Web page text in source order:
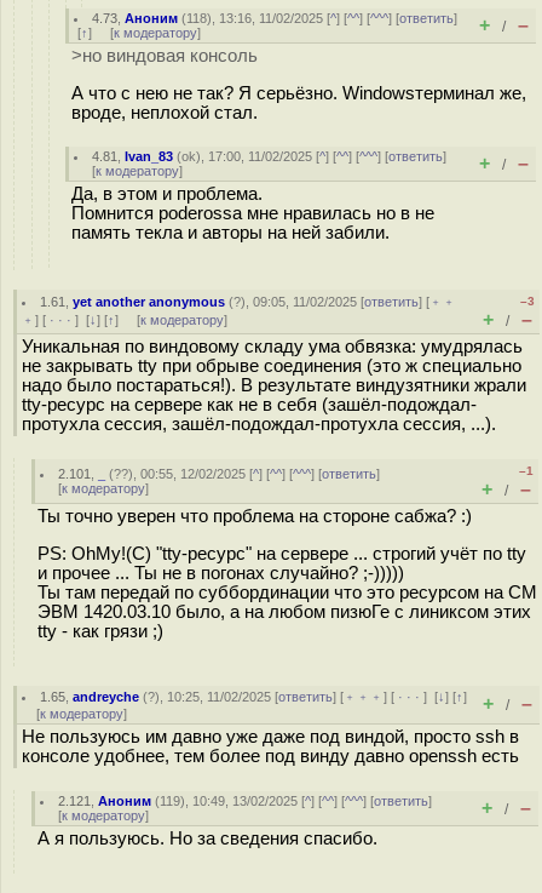
4.73 ,Аноним (118), 13:16, 11/02/2025 [^] [^^] [^^^] [ответить]
[↑] [к модератору] + / –
>но виндовая консоль
А что с нею не так? Я серьёзно. Windowsтерминал же,
вроде, неплохой стал.
4.81 ,Ivan_83 (ok), 17:00, 11/02/2025 [^] [^^] [^^^] [ответить]
[к модератору] + / –
Да, в этом и проблема.
Помнится poderossa мне нравилась но в не
память текла и авторы на ней забили.
1.61 ,yet another anonymous (?), 09:05, 11/02/2025 [ответить] [ ﹢﹢
﹢ ] [ · · · ] [↓] [↑] [к модератору]
–3
+ / –
Уникальная по виндовому складу ума обвязка: умудрялась
не закрывать tty при обрыве соединения (это ж специально
надо было постараться!). В результате виндузятники жрали
tty-ресурс на сервере как не в себя (зашёл-подождал-
протухла сессия, зашёл-подождал-протухла сессия, ...).
2.101 (??), 00:55, 12/02/2025 [^] [^^] [^^^] [ответить]
[к модератору]
–1
+ / –
Ты точно уверен что проблема на стороне сабжа? :)
PS: OhMy!(C) "tty-ресурс" на сервере ... строгий учёт по tty
и прочее ... Ты не в погонах случайно? ;-)))))
Ты там передай по суббординации что это ресурсом на CM
ЭВМ 1420.03.10 было, а на любом пизюГе с линиксом этих
tty - как грязи ;)
1.65 ,andreyche (?), 10:25, 11/02/2025 [ответить] [ ﹢﹢﹢] [ · · ·][↓] [↑]
[к модератору] + / –
Не пользуюсь им давно уже даже под виндой, просто ssh в
консоле удобнее, тем более под винду давно openssh есть
2.121 ,Аноним (119), 10:49, 13/02/2025 [^] [^^] [^^^] [ответить]
[к модератору] + / –
А я пользуюсь. Но за сведения спасибо.